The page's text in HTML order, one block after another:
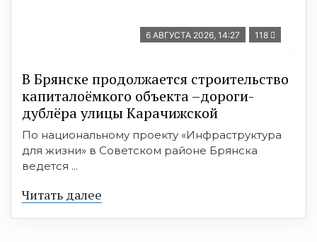
6 АВГУСТА 2026, 14:27 118
В Брянске продолжается строительство
капиталоёмкого объекта –дороги-
дублёра улицы Карачижской
По национальному проекту «Инфраструктура
для жизни» в Советском районе Брянска
ведется ...
Читать далее